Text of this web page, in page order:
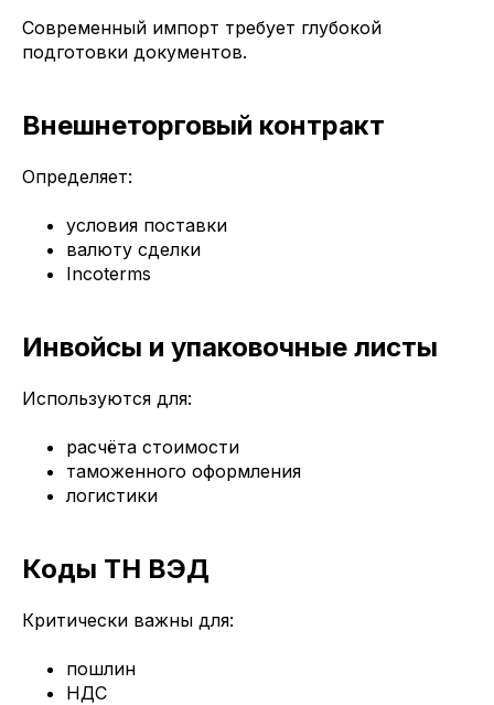
Современный импорт требует глубокой
подготовки документов.
Внешнеторговый контракт
Определяет:
условия поставки
валюту сделки
Incoterms
Инвойсы и упаковочные листы
Используются для:
расчёта стоимости
таможенного оформления
логистики
Коды ТН ВЭД
Критически важны для:
пошлин
НДС